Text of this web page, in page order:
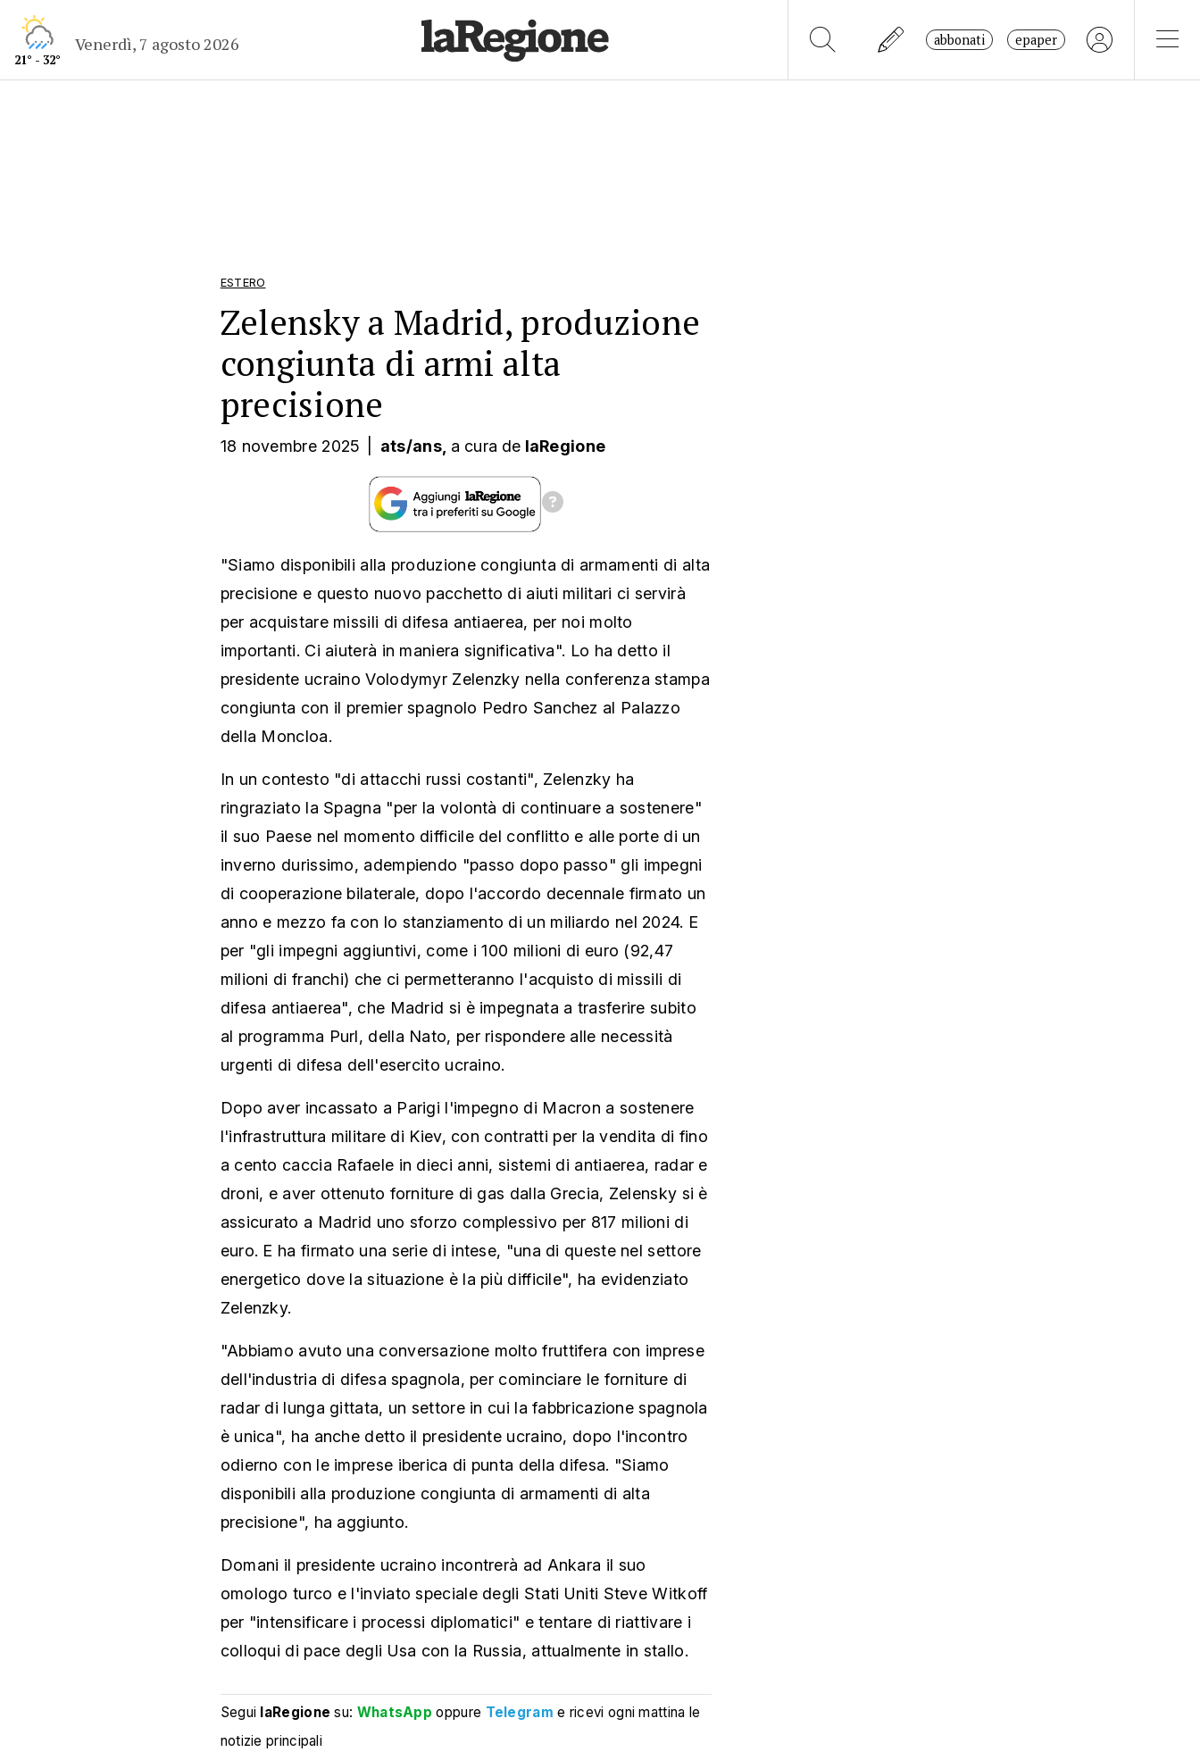
21° - 32°
Venerdì, 7 agosto 2026 abbonati epaper
ESTERO
Zelensky a Madrid, produzione
congiunta di armi alta
precisione
18 novembre 2025 ats/ans, a cura de laRegione
"Siamo disponibili alla produzione congiunta di armamenti di alta
precisione e questo nuovo pacchetto di aiuti militari ci servirà
per acquistare missili di difesa antiaerea, per noi molto
importanti. Ci aiuterà in maniera significativa". Lo ha detto il
presidente ucraino Volodymyr Zelenzky nella conferenza stampa
congiunta con il premier spagnolo Pedro Sanchez al Palazzo
della Moncloa.
In un contesto "di attacchi russi costanti", Zelenzky ha
ringraziato la Spagna "per la volontà di continuare a sostenere"
il suo Paese nel momento difficile del conflitto e alle porte di un
inverno durissimo, adempiendo "passo dopo passo" gli impegni
di cooperazione bilaterale, dopo l'accordo decennale firmato un
anno e mezzo fa con lo stanziamento di un miliardo nel 2024. E
per "gli impegni aggiuntivi, come i 100 milioni di euro (92,47
milioni di franchi) che ci permetteranno l'acquisto di missili di
difesa antiaerea", che Madrid si è impegnata a trasferire subito
al programma Purl, della Nato, per rispondere alle necessità
urgenti di difesa dell'esercito ucraino.
Dopo aver incassato a Parigi l'impegno di Macron a sostenere
l'infrastruttura militare di Kiev, con contratti per la vendita di fino
a cento caccia Rafaele in dieci anni, sistemi di antiaerea, radar e
droni, e aver ottenuto forniture di gas dalla Grecia, Zelensky si è
assicurato a Madrid uno sforzo complessivo per 817 milioni di
euro. E ha firmato una serie di intese, "una di queste nel settore
energetico dove la situazione è la più difficile", ha evidenziato
Zelenzky.
"Abbiamo avuto una conversazione molto fruttifera con imprese
dell'industria di difesa spagnola, per cominciare le forniture di
radar di lunga gittata, un settore in cui la fabbricazione spagnola
è unica", ha anche detto il presidente ucraino, dopo l'incontro
odierno con le imprese iberica di punta della difesa. "Siamo
disponibili alla produzione congiunta di armamenti di alta
precisione", ha aggiunto.
Domani il presidente ucraino incontrerà ad Ankara il suo
omologo turco e l'inviato speciale degli Stati Uniti Steve Witkoff
per "intensificare i processi diplomatici" e tentare di riattivare i
colloqui di pace degli Usa con la Russia, attualmente in stallo.
Segui laRegione su: WhatsApp oppure Telegram e ricevi ogni mattina le
notizie principali